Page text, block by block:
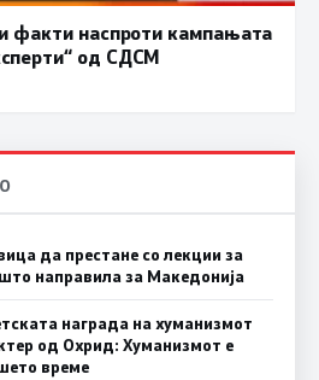
и факти наспроти кампањата
од СДСM
да престане со лекции за
направила за Македонија
награда на хуманизмот
од Охрид: Хуманизмот е
време